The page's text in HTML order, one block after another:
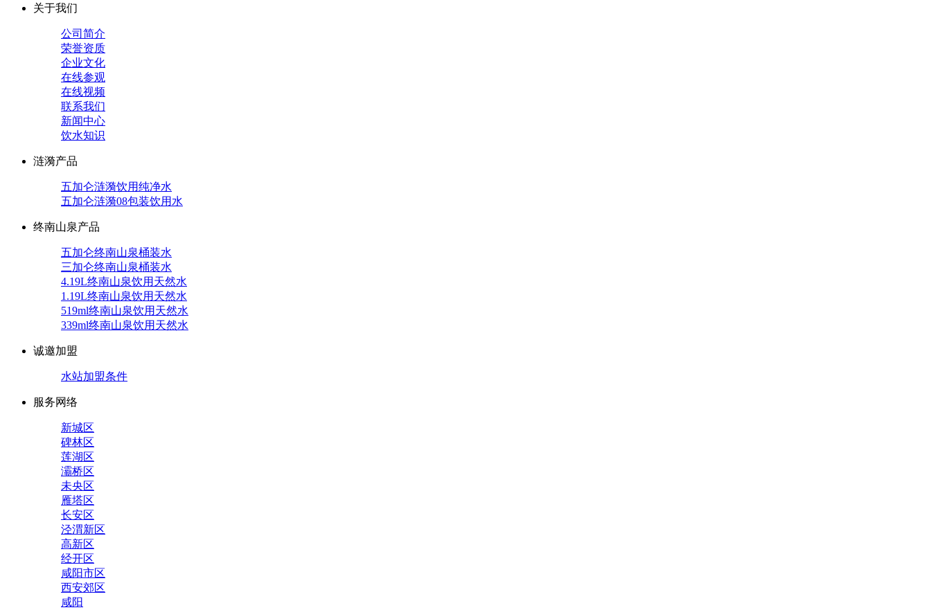
关于我们
公司简介
荣誉资质
企业文化
在线参观
在线视频
联系我们
新闻中心
饮水知识
涟漪产品
五加仑涟漪饮用纯净水
五加仑涟漪08包装饮用水
终南山泉产品
五加仑终南山泉桶装水
三加仑终南山泉桶装水
4.19L终南山泉饮用天然水
1.19L终南山泉饮用天然水
519ml终南山泉饮用天然水
339ml终南山泉饮用天然水
诚邀加盟
水站加盟条件
服务网络
新城区
碑林区
莲湖区
灞桥区
未央区
雁塔区
长安区
泾渭新区
高新区
经开区
咸阳市区
西安郊区
咸阳